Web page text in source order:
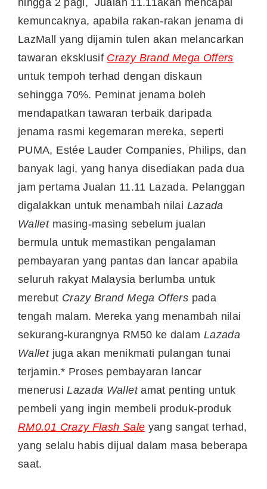
kemuncaknya, apabila rakan-rakan jenama di
LazMall yang dijamin tulen akan melancarkan
tawaran eksklusif Crazy Brand Mega Offers
untuk tempoh terhad dengan diskaun
sehingga 70%. Peminat jenama boleh
mendapatkan tawaran terbaik daripada
jenama rasmi kegemaran mereka, seperti
PUMA, Estée Lauder Companies, Philips, dan
banyak lagi, yang hanya disediakan pada dua
jam pertama Jualan 11.11 Lazada. Pelanggan
digalakkan untuk menambah nilai Lazada
Walletmasing-masing sebelum jualan
bermula untuk memastikan pengalaman
pembayaran yang pantas dan lancar apabila
seluruh rakyat Malaysia berlumba untuk
merebut Crazy Brand Mega Offers pada
tengah malam. Mereka yang menambah nilai
sekurang-kurangnya RM50 ke dalam Lazada
Wallet juga akan menikmati pulangan tunai
terjamin.* Proses pembayaran lancar
menerusiLazada Walletamat penting untuk
pembeli yang ingin membeli produk-produk
RM0.01 Crazy Flash Sale yang sangat terhad,
yang selalu habis dijual dalam masa beberapa
saat.